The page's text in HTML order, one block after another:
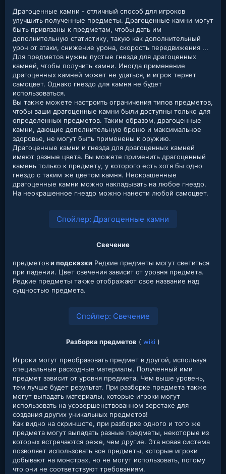
Драгоценные камни - отличный способ для игроков
улучшить полученные предметы. Драгоценные камни могут
быть привязаны к предметам, чтобы дать им
дополнительную статистику, такую как дополнительный
урон от атаки, снижение урона, скорость передвижения ...
Для предметов нужны пустые гнезда для драгоценных
камней, чтобы получить камни. Иногда применение
драгоценных камней может не удаться, и игрок теряет
самоцвет. Однако гнездо для камня не будет
использоваться.
Вы также можете настроить ограничения типов предметов,
чтобы ваши драгоценные камни были доступны только для
определенных предметов. Таким образом, драгоценные
камни, дающие дополнительную броню и максимальное
здоровье, не могут быть применены к оружию.
Драгоценные камни и гнезда для драгоценных камней
имеют разные цвета. Вы можете применить драгоценный
камень только к предмету, у которого есть хотя бы одно
гнездо с таким же цветом камня. Неокрашенные
драгоценные камни можно накладывать на любое гнездо.
На неокрашенное гнездо можно нанести любой самоцвет.
Спойлер: Драгоценные камни
Свечение
предметови подсказки Редкие предметы могут светиться
при падении. Цвет свечения зависит от уровня предмета.
Редкие предметы также отображают свое название над
сущностью предмета.
Спойлер: Свечение
Разборка предметов ( wiki )
Игроки могут преобразовать предмет в другой, используя
специальные расходные материалы. Полученный ими
предмет зависит от уровня предмета. Чем выше уровень,
тем лучше будет результат. При разборке предмета также
могут выпадать материалы, которые игроки могут
использовать на усовершенствованном верстаке для
создания других уникальных предметов!
Как видно на скриншоте, при разборке одного и того же
предмета могут выпадать разные предметы, некоторые из
которых встречаются реже, чем другие. Эта новая система
позволяет использовать все предметы, которые игроки
добывают на монстрах, но не могут использовать, потому
что они не соответствуют требованиям.